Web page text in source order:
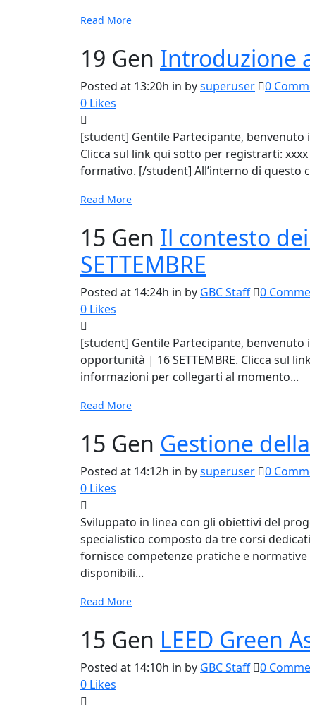
Read More
19 Gen Introduzione
Posted at 13:20h in bysuperuser
0
0 Likes
[student] Gentile Partecipante, benvenuto
Clicca sul link qui sotto per registrarti:
formativo. [/student] All’interno di questo
Read More
15 Gen Il contesto
SETTEMBRE
Posted at 14:24h in by GBC Staff
0
0 Likes
[student] Gentile Partecipante, benvenuto
opportunità | 16 SETTEMBRE. Clicca sul
informazioni per collegarti al momento...
Read More
15 Gen Gestione
Posted at 14:12h in bysuperuser
0
0 Likes
Sviluppato in linea con gli obiettivi del
specialistico composto da tre corsi
fornisce competenze pratiche e
disponibili...
Read More
15 Gen LEED Green
Posted at 14:10h in by GBC Staff
0
0 Likes